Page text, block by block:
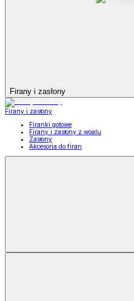
Firany i zasłony
Firany i zasłony
Firanki gotowe
Firany i zasłony z woalu
Zasłony
Akcesoria do firan